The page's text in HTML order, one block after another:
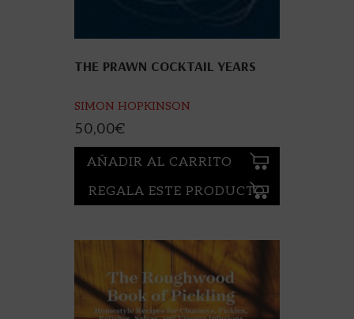
THE PRAWN COCKTAIL YEARS
SIMON HOPKINSON
50,00€
AÑADIR AL CARRITO
REGALA ESTE PRODUCTO